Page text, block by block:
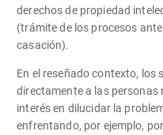
derechos de propiedad
(trámite de los procesos
casación).
En el reseñado contexto,
directamente a las personas
interés en dilucidar la
enfrentando, por ejemplo,